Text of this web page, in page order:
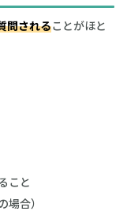
問されることがほと
こと
場合）